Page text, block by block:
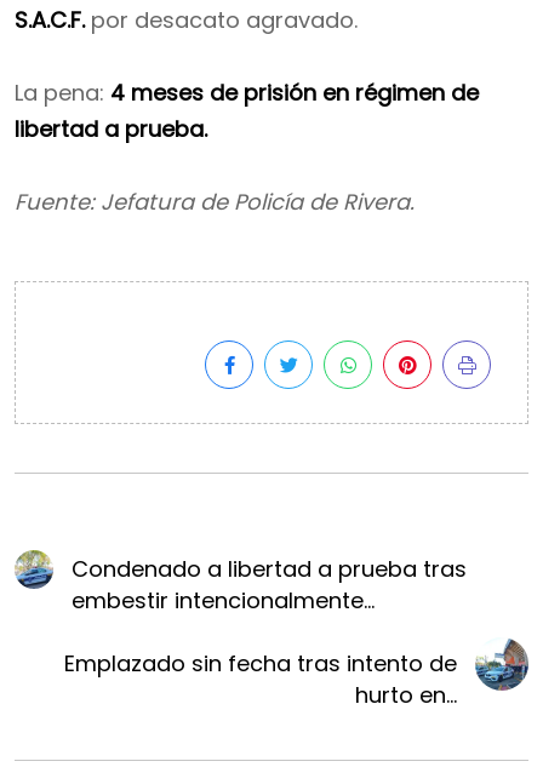
S.A.C.F.por desacato agravado.
La pena: 4 meses de prisión en régimen de
libertad a prueba.
Fuente: Jefatura de Policía de Rivera.
Condenado a libertad a prueba tras
embestir intencionalmente...
Emplazado sin fecha tras intento de
hurto en...